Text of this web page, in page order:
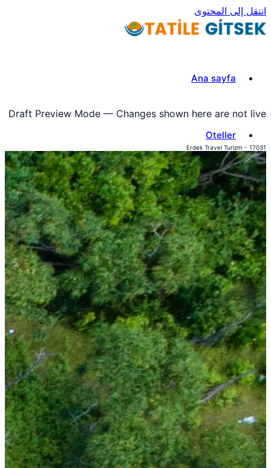
انتقل إلى المحتوى
Ana sayfa
Oteller
Turlar
iletisim
Hakkımızda
₺
TRY
ar
Draft Preview Mode — Changes shown here are not live
Erdek Travel Turizm - 17031